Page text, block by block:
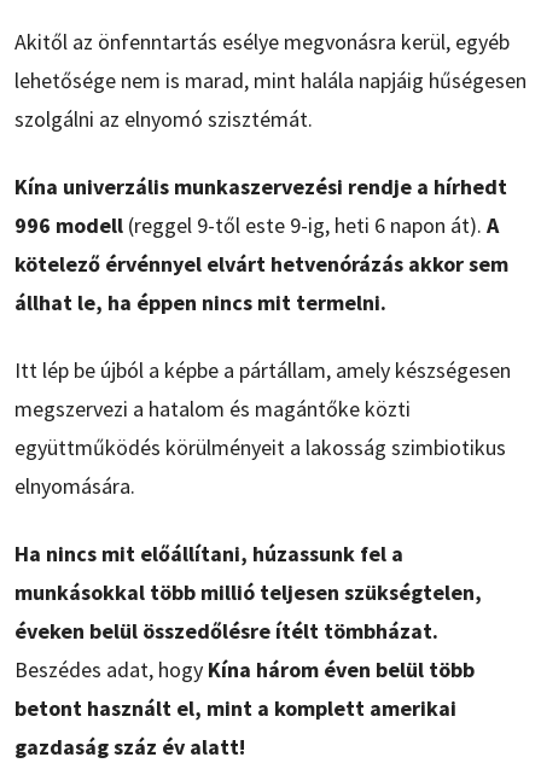
Akitől az önfenntartás esélye megvonásra kerül, egyéb
lehetősége nem is marad, mint halála napjáig hűségesen
szolgálni az elnyomó szisztémát.
Kína univerzális munkaszervezési rendje a hírhedt
996 modell (reggel 9-től este 9-ig, heti 6 napon át). A
kötelező érvénnyel elvárt hetvenórázás akkor sem
állhat le, ha éppen nincs mit termelni.
Itt lép be újból a képbe a pártállam, amely készségesen
megszervezi a hatalom és magántőke közti
együttműködés körülményeit a lakosság szimbiotikus
elnyomására.
Ha nincs mit előállítani, húzassunk fel a
munkásokkal több millió teljesen szükségtelen,
éveken belül összedőlésre ítélt tömbházat.
Beszédes adat, hogy Kína három éven belül több
betont használt el, mint a komplett amerikai
gazdaság száz év alatt!